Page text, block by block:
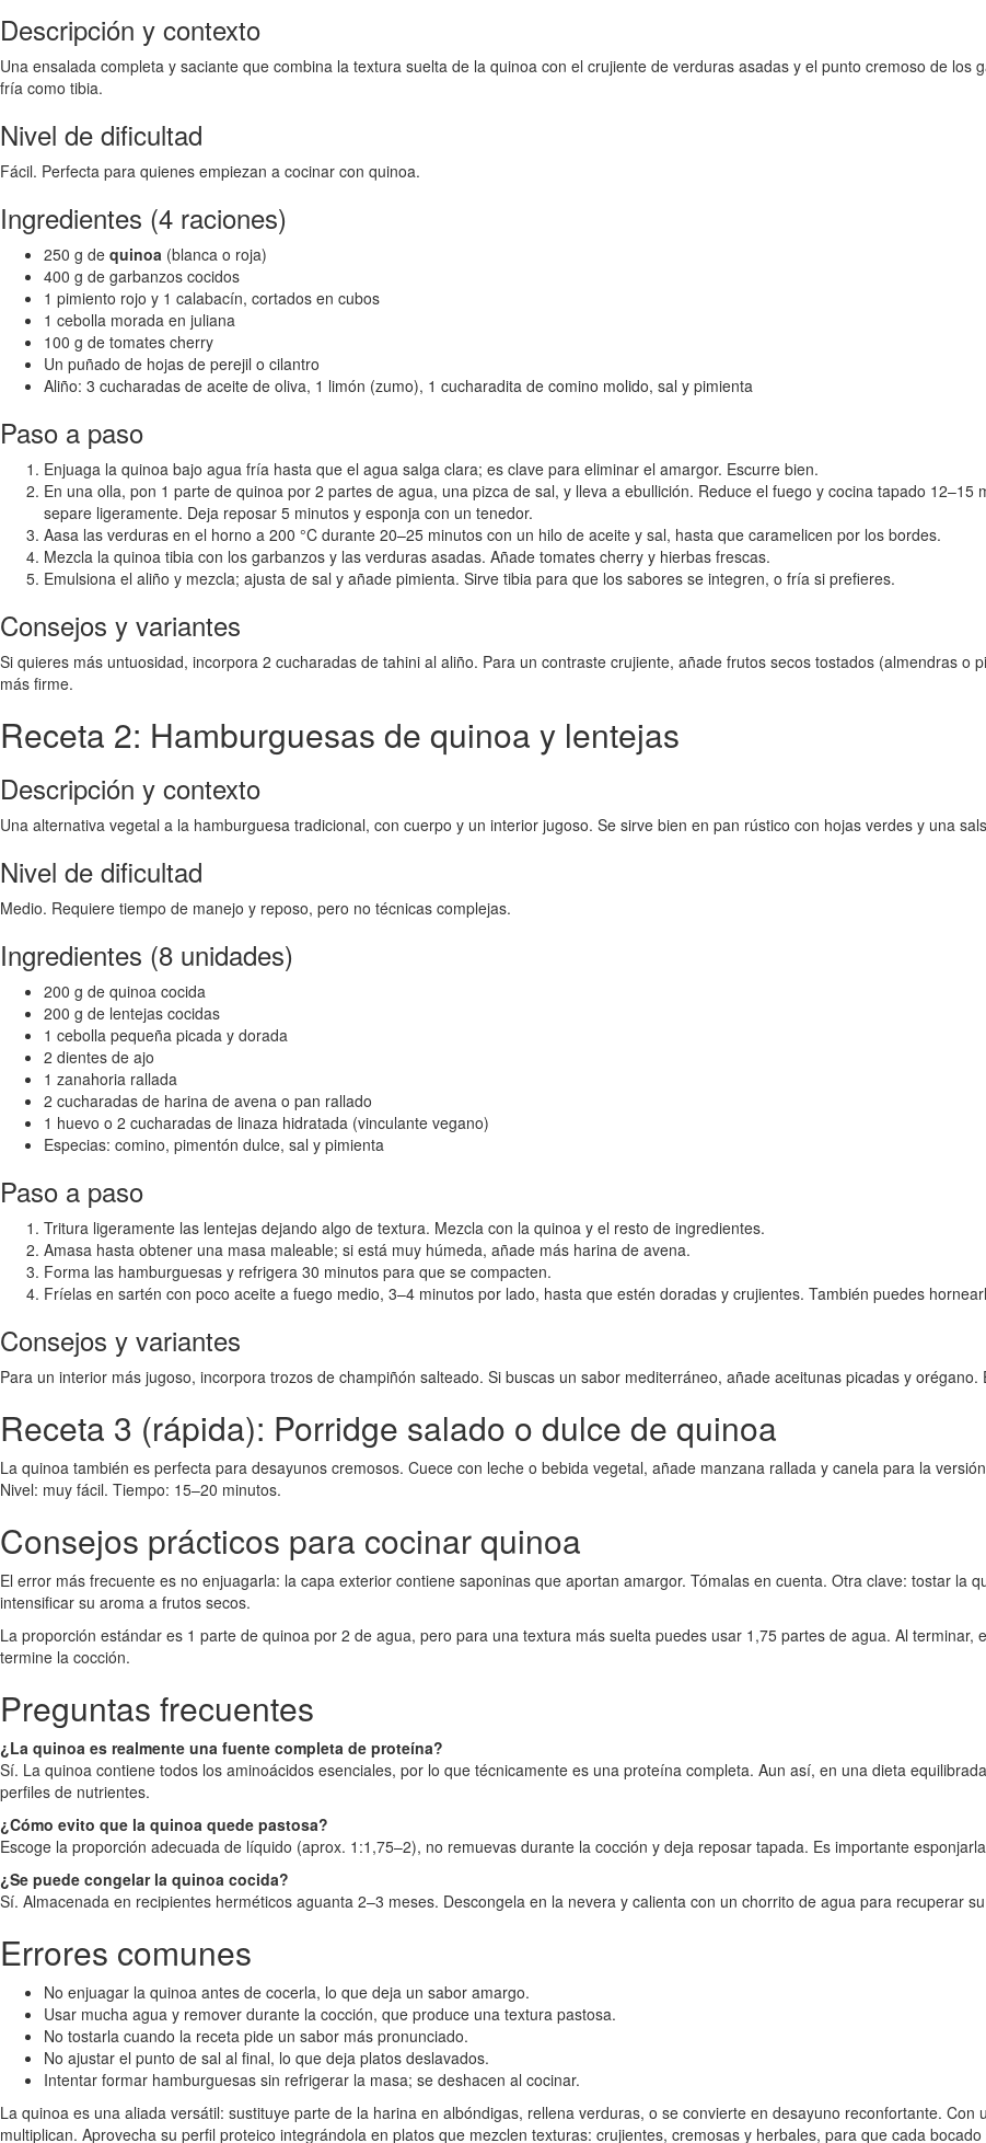
Descripción y contexto
Una ensalada completa y saciante que combina la textura suelta de la quinoa con el crujiente de verduras asadas y el punto cremoso de
fría como tibia.
Nivel de dificultad
Fácil. Perfecta para quienes empiezan a cocinar con quinoa.
Ingredientes (4 raciones)
250 g de quinoa (blanca o roja)
400 g de garbanzos cocidos
1 pimiento rojo y 1 calabacín, cortados en cubos
1 cebolla morada en juliana
100 g de tomates cherry
Un puñado de hojas de perejil o cilantro
Aliño: 3 cucharadas de aceite de oliva, 1 limón (zumo), 1 cucharadita de comino molido, sal y pimienta
Paso a paso
Enjuaga la quinoa bajo agua fría hasta que el agua salga clara; es clave para eliminar el amargor. Escurre bien.
En una olla, pon 1 parte de quinoa por 2 partes de agua, una pizca de sal, y lleva a ebullición. Reduce el fuego y cocina tapado
separe ligeramente. Deja reposar 5 minutos y esponja con un tenedor.
Aasa las verduras en el horno a 200 °C durante 20–25 minutos con un hilo de aceite y sal, hasta que caramelicen por los bordes.
Mezcla la quinoa tibia con los garbanzos y las verduras asadas. Añade tomates cherry y hierbas frescas.
Emulsiona el aliño y mezcla; ajusta de sal y añade pimienta. Sirve tibia para que los sabores se integren, o fría si prefieres.
Consejos y variantes
Si quieres más untuosidad, incorpora 2 cucharadas de tahini al aliño. Para un contraste crujiente, añade frutos secos tostados (almendras
más firme.
Receta 2: Hamburguesas de quinoa y lentejas
Descripción y contexto
Una alternativa vegetal a la hamburguesa tradicional, con cuerpo y un interior jugoso. Se sirve bien en pan rústico con hojas verdes y una
Nivel de dificultad
Medio. Requiere tiempo de manejo y reposo, pero no técnicas complejas.
Ingredientes (8 unidades)
200 g de quinoa cocida
200 g de lentejas cocidas
1 cebolla pequeña picada y dorada
2 dientes de ajo
1 zanahoria rallada
2 cucharadas de harina de avena o pan rallado
1 huevo o 2 cucharadas de linaza hidratada (vinculante vegano)
Especias: comino, pimentón dulce, sal y pimienta
Paso a paso
Tritura ligeramente las lentejas dejando algo de textura. Mezcla con la quinoa y el resto de ingredientes.
Amasa hasta obtener una masa maleable; si está muy húmeda, añade más harina de avena.
Forma las hamburguesas y refrigera 30 minutos para que se compacten.
Fríelas en sartén con poco aceite a fuego medio, 3–4 minutos por lado, hasta que estén doradas y crujientes. También puedes
Consejos y variantes
Para un interior más jugoso, incorpora trozos de champiñón salteado. Si buscas un sabor mediterráneo, añade aceitunas picadas y
Receta 3 (rápida): Porridge salado o dulce de quinoa
La quinoa también es perfecta para desayunos cremosos. Cuece con leche o bebida vegetal, añade manzana rallada y canela para la
Nivel: muy fácil. Tiempo: 15–20 minutos.
Consejos prácticos para cocinar quinoa
El error más frecuente es no enjuagarla: la capa exterior contiene saponinas que aportan amargor. Tómalas en cuenta. Otra clave: tostar la
intensificar su aroma a frutos secos.
La proporción estándar es 1 parte de quinoa por 2 de agua, pero para una textura más suelta puedes usar 1,75 partes de agua. Al
termine la cocción.
Preguntas frecuentes
¿La quinoa es realmente una fuente completa de proteína?
Sí. La quinoa contiene todos los aminoácidos esenciales, por lo que técnicamente es una proteína completa. Aun así, en una dieta
perfiles de nutrientes.
¿Cómo evito que la quinoa quede pastosa?
Escoge la proporción adecuada de líquido (aprox. 1:1,75–2), no remuevas durante la cocción y deja reposar tapada. Es importante
¿Se puede congelar la quinoa cocida?
Sí. Almacenada en recipientes herméticos aguanta 2–3 meses. Descongela en la nevera y calienta con un chorrito de agua para recuperar
Errores comunes
No enjuagar la quinoa antes de cocerla, lo que deja un sabor amargo.
Usar mucha agua y remover durante la cocción, que produce una textura pastosa.
No tostarla cuando la receta pide un sabor más pronunciado.
No ajustar el punto de sal al final, lo que deja platos deslavados.
Intentar formar hamburguesas sin refrigerar la masa; se deshacen al cocinar.
La quinoa es una aliada versátil: sustituye parte de la harina en albóndigas, rellena verduras, o se convierte en desayuno reconfortante.
multiplican. Aprovecha su perfil proteico integrándola en platos que mezclen texturas: crujientes, cremosas y herbales, para que cada